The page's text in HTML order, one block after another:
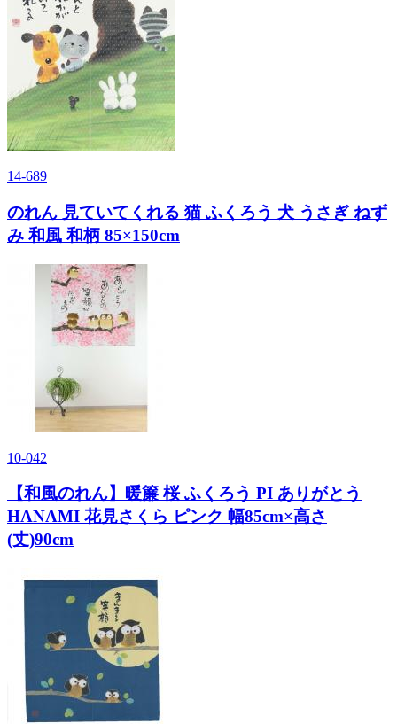
14-689
のれん 見ていてくれる 猫 ふくろう 犬 うさぎ ねず
み 和風 和柄 85×150cm
10-042
【和風のれん】暖簾 桜 ふくろう PI ありがとう
HANAMI 花見さくら ピンク 幅85cm×高さ
(丈)90cm